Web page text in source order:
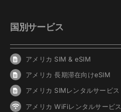
国別サービス
アメリカ SIM & eSIM
アメリカ 長期滞在向けeSIM
アメリカ SIMレンタルサービス
アメリカ WiFiレンタルサービス